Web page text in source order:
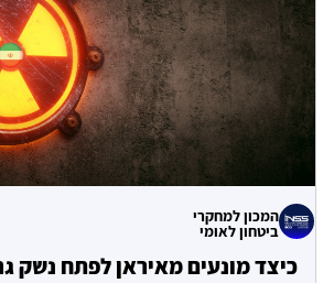
המכון למחקרי
ביטחון לאומי
כיצד מונעים מאיראן לפתח נשק